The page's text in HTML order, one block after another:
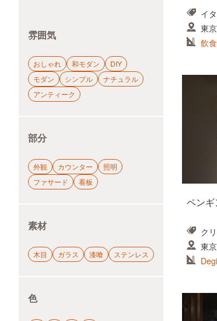
雰囲気
おしゃれ 和モダン
DIY
モダン
シンプル
ナチュラル
アンティーク
部分
外観 カウンター
照明
ファサード
看板
素材
木目 ガラス 漆喰 ステンレス
色
イ
東
飲
ペンギ
ク
東